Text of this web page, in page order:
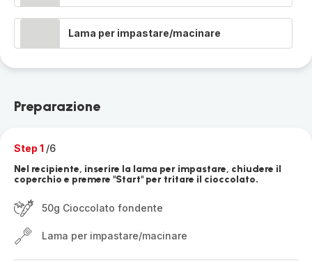
Lama per impastare/macinare
Preparazione
Step 1 /6
Nel recipiente, inserire la lama per impastare, chiudere il
coperchio e premere "Start" per tritare il cioccolato.
50g Cioccolato fondente
Lama per impastare/macinare